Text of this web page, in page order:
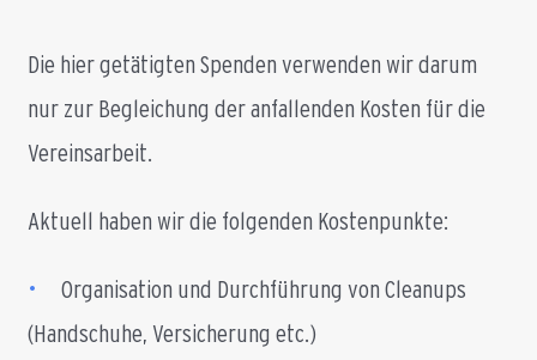
Die hier getätigten Spenden verwenden wir darum
nur zur Begleichung der anfallenden Kosten für die
Vereinsarbeit.
Aktuell haben wir die folgenden Kostenpunkte:
•
Organisation und Durchführung von Cleanups
(Handschuhe, Versicherung etc.)